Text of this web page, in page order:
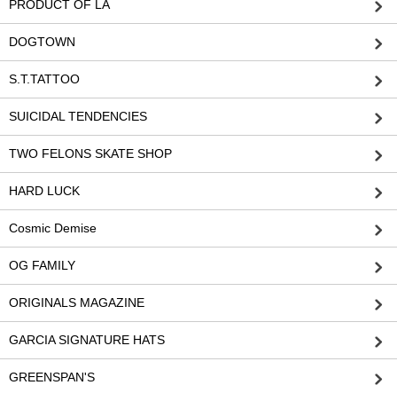
PRODUCT OF LA
DOGTOWN
S.T.TATTOO
SUICIDAL TENDENCIES
TWO FELONS SKATE SHOP
HARD LUCK
Cosmic Demise
OG FAMILY
ORIGINALS MAGAZINE
GARCIA SIGNATURE HATS
GREENSPAN'S